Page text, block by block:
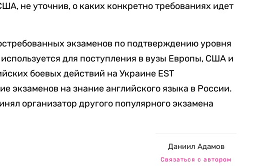
не уточнив, о каких конкретно требованиях идет
экзаменов по подтверждению уровня
для поступления в вузы Европы, США и
боевых действий на Украине EST
экзаменов на знание английского языка в России.
организатор другого популярного экзамена
Даниил Адамов
Связаться с автором